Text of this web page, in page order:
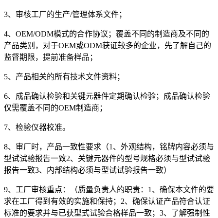
3、审核工厂的生产/管理体系文件；
4、OEM/ODM模式的合作协议；覆盖不同的制造商及不同的
产品类别，对于OEM或ODM获证较多的企业，先了解自己的
监督期限，提前准备样品；
5、产品相关的所有技术文件资料；
6、成品确认检验和关键元器件定期确认检验；成品确认检验
仅需覆盖不同的OEM制造商；
7、检验仪器校准。
8、审厂时，产品一致性要求（1、外观结构，铭牌内容必须与
型试试验报告一致2、关键元器件的型号规格必须与型试试验
报告一致3、内部结构必须与型试试验报告一致）
9、工厂审核重点：（质量负责人的职责：1、确保本文件的要
求在工厂得到有效的实施和保持；2、确保认证产品符合认证
标准的要求并与已获型式试验合格样品一致；3、了解强制性